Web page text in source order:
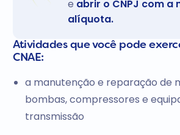
e abrir o CNPJ com a
alíquota.
Atividades que você pode
CNAE:
a manutenção e reparação de
bombas, compressores e
transmissão